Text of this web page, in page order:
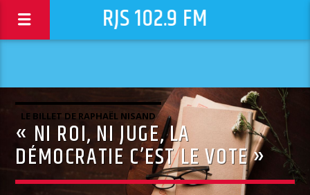
RJS 102.9 FM
LE BILLET DE RAPHAËL NISAND
« NI ROI, NI JUGE, LA
DÉMOCRATIE C’EST LE VOTE »